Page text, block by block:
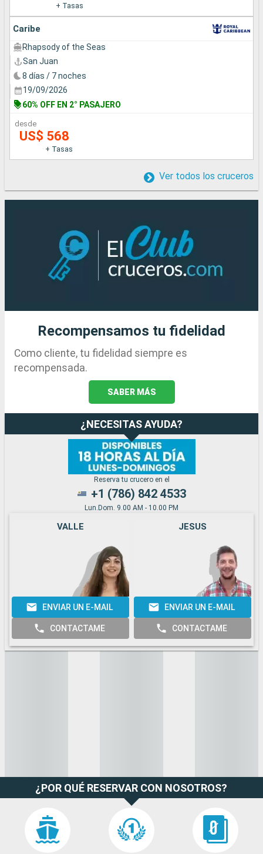
+ Tasas
Caribe
Rhapsody of the Seas
San Juan
8 días / 7 noches
19/09/2026
60% OFF EN 2° PASAJERO
desde
US$ 568
+ Tasas
Ver todos los cruceros
Recompensamos tu fidelidad
Como cliente, tu fidelidad siempre es
recompensada.
SABER MÁS
¿NECESITAS AYUDA?
Reserva tu crucero en el
+1 (786) 842 4533
Lun.Dom. 9.00 AM - 10.00 PM
VALLE
ENVIAR UN E-MAIL
CONTACTAME
JESUS
ENVIAR UN E-MAIL
CONTACTAME
¿POR QUÉ RESERVAR CON NOSOTROS?